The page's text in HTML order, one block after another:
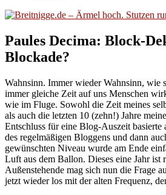
Paules Decima: Block-
Blockade?
Wahnsinn. Immer wieder Wahnsinn, wie
immer gleiche Zeit auf uns Menschen
wie im Fluge. Sowohl die Zeit meines
als auch die letzten 10 (zehn!) Jahre
Entschluss für eine Blog-Auszeit
des regelmäßigen Bloggens und dann
gewünschten Niveau wurde am Ende
Luft aus dem Ballon. Dieses eine Jahr ist
Außenstehende mag sich nun die Frage
jetzt wieder los mit der alten Frequenz,